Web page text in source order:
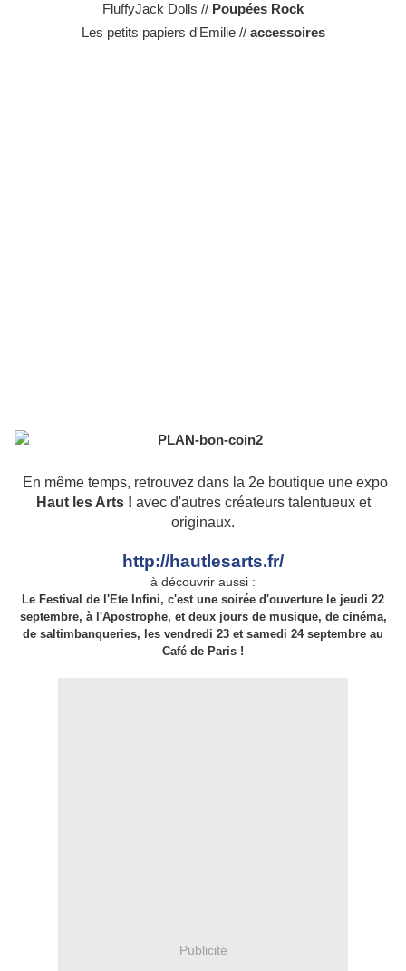
FluffyJack Dolls // Poupées Rock
Les petits papiers d'Emilie // accessoires
En même temps, retrouvez dans la 2e boutique une expo
Haut les Arts ! avec d'autres créateurs talentueux et
originaux.
http://hautlesarts.fr/
à découvrir aussi :
Le Festival de l'Ete Infini, c'est une soirée d'ouverture le jeudi 22
septembre, à l'Apostrophe, et deux jours de musique, de cinéma,
de saltimbanqueries, les vendredi 23 et samedi 24 septembre au
Café de Paris !
Publicité